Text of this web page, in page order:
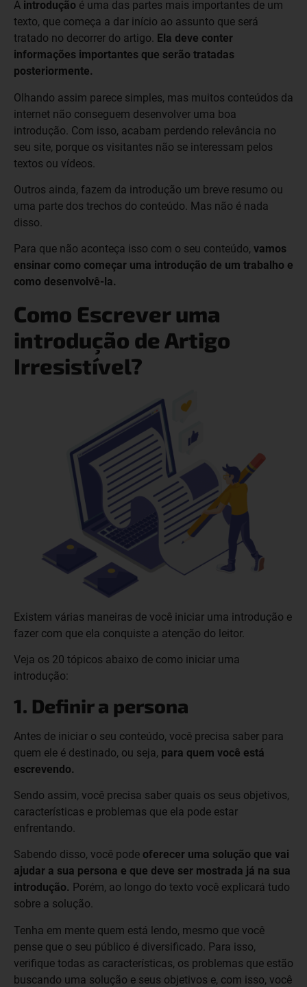
A introdução é uma das partes mais importantes de um
texto, que começa a dar início ao assunto que será
tratado no decorrer do artigo. Ela deve conter
informações importantes que serão tratadas
posteriormente.
Olhando assim parece simples, mas muitos conteúdos da
internet não conseguem desenvolver uma boa
introdução. Com isso, acabam perdendo relevância no
seu site, porque os visitantes não se interessam pelos
textos ou vídeos.
Outros ainda, fazem da introdução um breve resumo ou
uma parte dos trechos do conteúdo. Mas não é nada
disso.
Para que não aconteça isso com o seu conteúdo, vamos
ensinar como começar uma introdução de um trabalho e
como desenvolvê-la.
Como Escrever uma
introdução de Artigo
Irresistível?
Existem várias maneiras de você iniciar uma introdução e
fazer com que ela conquiste a atenção do leitor.
Veja os 20 tópicos abaixo de como iniciar uma
introdução:
1. Definir a persona
Antes de iniciar o seu conteúdo, você precisa saber para
quem ele é destinado, ou seja, para quem você está
escrevendo.
Sendo assim, você precisa saber quais os seus objetivos,
características e problemas que ela pode estar
enfrentando.
Sabendo disso, você pode oferecer uma solução que vai
ajudar a sua persona e que deve ser mostrada já na sua
introdução. Porém, ao longo do texto você explicará tudo
sobre a solução.
Tenha em mente quem está lendo, mesmo que você
pense que o seu público é diversificado. Para isso,
verifique todas as características, os problemas que estão
buscando uma solução e seus objetivos e, com isso, você